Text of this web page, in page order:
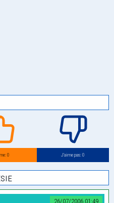
0 J’aime pas: 0
26/07/2006 01:49